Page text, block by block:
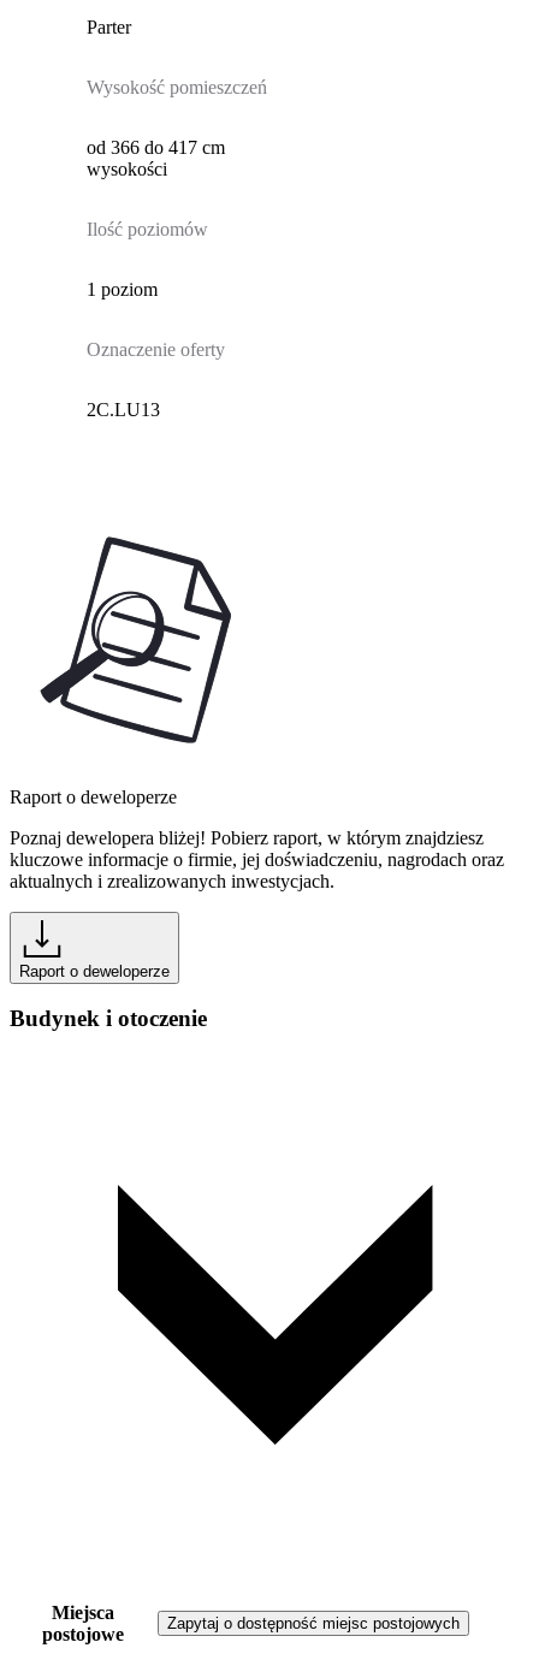
Parter
Wysokość pomieszczeń
od 366 do 417 cm
wysokości
Ilość poziomów
1 poziom
Oznaczenie oferty
2C.LU13
Raport o deweloperze
Poznaj dewelopera bliżej! Pobierz raport, w którym znajdziesz
kluczowe informacje o firmie, jej doświadczeniu, nagrodach oraz
aktualnych i zrealizowanych inwestycjach.
Raport o deweloperze
Budynek i otoczenie
Miejsca
postojowe
Zapytaj o dostępność miejsc postojowych